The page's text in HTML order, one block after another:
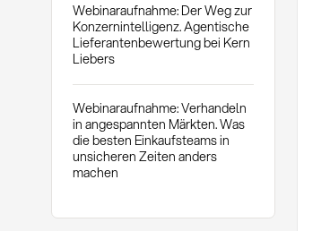
Webinaraufnahme: Der Weg zur
Konzernintelligenz. Agentische
Lieferantenbewertung bei Kern
Liebers
Webinaraufnahme: Verhandeln
in angespannten Märkten. Was
die besten Einkaufsteams in
unsicheren Zeiten anders
machen